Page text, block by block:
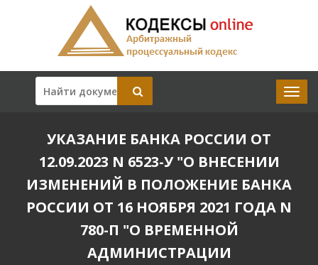
УКАЗАНИЕ БАНКА РОССИИ ОТ
12.09.2023 N 6523-У "О ВНЕСЕНИИ
ИЗМЕНЕНИЙ В ПОЛОЖЕНИЕ БАНКА
РОССИИ ОТ 16 НОЯБРЯ 2021 ГОДА N
780-П "О ВРЕМЕННОЙ
АДМИНИСТРАЦИИ